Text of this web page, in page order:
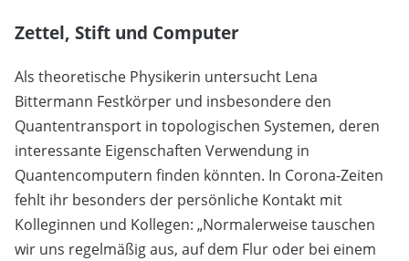
Zettel, Stift und Computer
Als theoretische Physikerin untersucht Lena
Bittermann Festkörper und insbesondere den
Quantentransport in topologischen Systemen, deren
interessante Eigenschaften Verwendung in
Quantencomputern finden könnten. In Corona-Zeiten
fehlt ihr besonders der persönliche Kontakt mit
Kolleginnen und Kollegen: „Normalerweise tauschen
wir uns regelmäßig aus, auf dem Flur oder bei einem